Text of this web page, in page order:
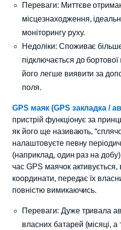
Переваги: Миттєве
місцезнаходження,
моніторингу руху.
Недоліки: Споживає
підключається до
його легше виявити за
поля.
GPS маяк (GPS закладка /
пристрій функціонує за
як його ще називають,
налаштовуєте певну
(наприклад, один раз на
час GPS маячок активується,
координати, передає їх
повністю вимикаючись.
Переваги: Дуже тривала
власних батарей (місяці,